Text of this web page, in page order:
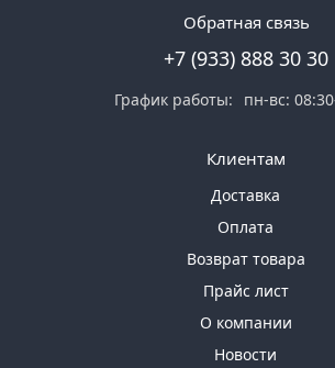
Обратная связь
+7 (933) 888 30 30
График работы: пн-вс:
Клиентам
Доставка
Оплата
Возврат товара
Прайс лист
О компании
Новости